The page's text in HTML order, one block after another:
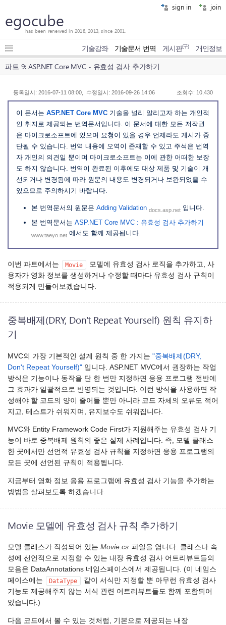
sign in join
egocube
has been renewed in 2018, 2013, since 2001.
기술강좌 기술문서 번역 게시판(구) 개인정보
파트 9: ASP.NET Core MVC - 유효성 검사 추가하기
등록일시: 2016-07-11 08:00, 수정일시: 2016-09-26 14:06 조회수: 10,430
이 문서는 ASP.NET Core MVC 기술을 널리 알리고자 하는 개인적
인 취지로 제공되는 번역문서입니다. 이 문서에 대한 모든 저작권
은 마이크로소프트에 있으며 요청이 있을 경우 언제라도 게시가 중
단될 수 있습니다. 번역 내용에 오역이 존재할 수 있고 주석은 번역
자 개인의 의견일 뿐이며 마이크로소프트는 이에 관한 어떠한 보장
도 하지 않습니다. 번역이 완료된 이후에도 대상 제품 및 기술이 개
선되거나 변경됨에 따라 원문의 내용도 변경되거나 보완되었을 수
있으므로 주의하시기 바랍니다.
본 번역문서의 원문은 Adding Validation docs.asp.net 입니다.
본 번역문서는 ASP.NET Core MVC : 유효성 검사 추가하기
www.taeyo.net 에서도 함께 제공됩니다.
이번 파트에서는 Movie
모델에 유효성 검사 로직을 추가하고, 사
용자가 영화 정보를 생성하거나 수정할 때마다 유효성 검사 규칙이
적용되게 만들어보겠습니다.
중복배제(DRY, Don't Repeat Yourself) 원칙 유지하
기
MVC의 가장 기본적인 설계 원칙 중 한 가지는 "중복배제(DRY,
Don't Repeat Yourself)" 입니다. ASP.NET MVC에서 권장하는 작업
방식은 기능이나 동작을 단 한 번만 지정하면 응용 프로그램 전반에
그 효과가 일괄적으로 반영되는 것입니다. 이런 방식을 사용하면 작
성해야 할 코드의 양이 줄어들 뿐만 아니라 코드 자체의 오류도 적어
지고, 테스트가 쉬워지며, 유지보수도 쉬워집니다.
MVC와 Entity Framework Code First가 지원해주는 유효성 검사 기
능이 바로 중복배제 원칙의 좋은 실제 사례입니다. 즉, 모델 클래스
한 곳에서만 선언적 유효성 검사 규칙을 지정하면 응용 프로그램의
모든 곳에 선언된 규칙이 적용됩니다.
지금부터 영화 정보 응용 프로그램에 유효성 검사 기능을 추가하는
방법을 살펴보도록 하겠습니다.
Movie 모델에 유효성 검사 규칙 추가하기
모델 클래스가 작성되어 있는 Movie.cs 파일을 엽니다. 클래스나 속
성에 선언적으로 지정할 수 있는 내장 유효성 검사 어트리뷰트들의
모음은 DataAnnotations 네임스페이스에서 제공됩니다. (이 네임스
페이스에는
DataType
같이 서식만 지정할 뿐 아무런 유효성 검사
기능도 제공해주지 않는 서식 관련 어트리뷰트들도 함께 포함되어
있습니다.)
다음 코드에서 볼 수 있는 것처럼, 기본으로 제공되는 내장